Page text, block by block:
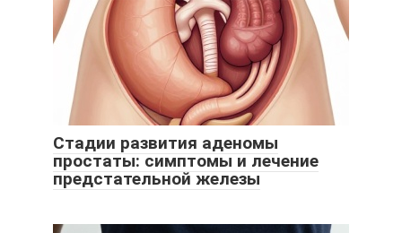
Стадии развития аденомы
простаты: симптомы и лечение
предстательной железы